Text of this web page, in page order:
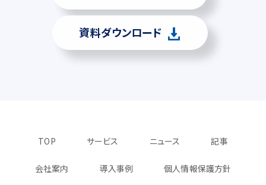
資料ダウンロード
TOP サービス ニュース 記事
会社案内 導入事例 個人情報保護方針